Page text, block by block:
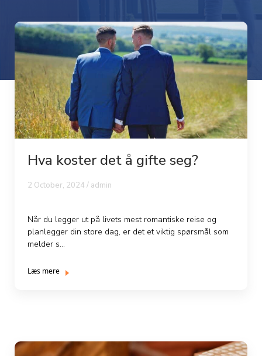
Hva koster det å gifte seg?
2 October, 2024 / admin
Når du legger ut på livets mest romantiske reise og
planlegger din store dag, er det et viktig spørsmål som
melder s...
Læs mere